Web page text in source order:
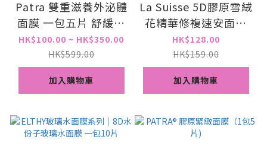
Patra 雙重滋養外泌體
面膜 一包五片 舒緩肌
膚 平滑細紋
HK$100.00 ~ HK$350.00
HK$599.00
加入購物車
La Suisse 5D膠原雪絨
花精華修複速安面膜
(10片)
HK$128.00
HK$159.00
加入購物車